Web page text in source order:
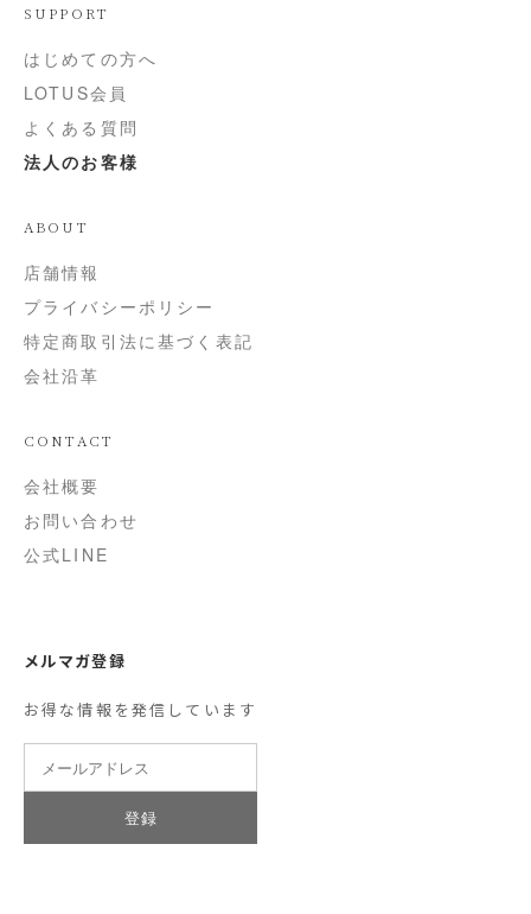
SUPPORT
はじめての方へ
LOTUS会員
よくある質問
法人のお客様
ABOUT
店舗情報
プライバシーポリシー
特定商取引法に基づく表記
会社沿革
CONTACT
会社概要
お問い合わせ
公式LINE
メルマガ登録
お得な情報を発信しています
登録